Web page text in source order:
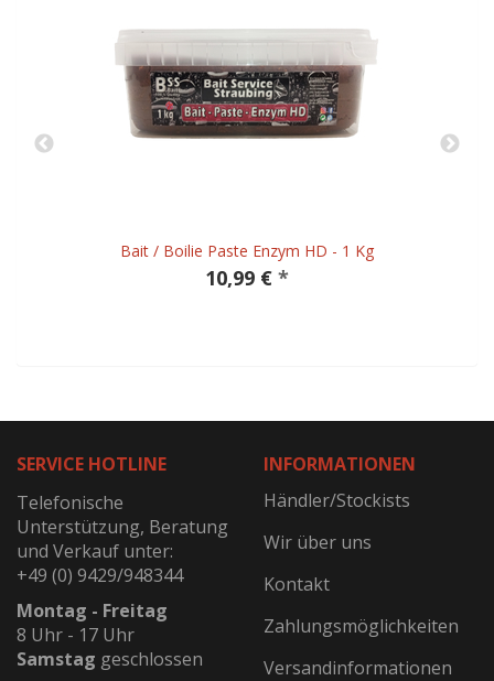
Bait / Boilie Paste Enzym HD - 1 Kg
10,99 € *
SERVICE HOTLINE
Telefonische
Unterstützung, Beratung
und Verkauf unter:
+49 (0) 9429/948344
Montag - Freitag
8 Uhr - 17 Uhr
Samstag geschlossen
INFORMATIONEN
Händler/Stockists
Wir über uns
Kontakt
Zahlungsmöglichkeiten
Versandinformationen